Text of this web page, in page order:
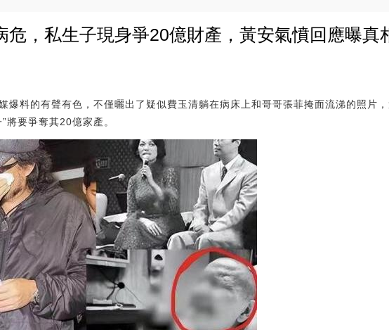
危，私生子現身爭20億財產，黃安氣憤回應曝真
爆料的有聲有色，不僅曬出了疑似費玉清躺在病床上和哥哥張菲掩面流涕的照片，
將要爭奪其20億家產。